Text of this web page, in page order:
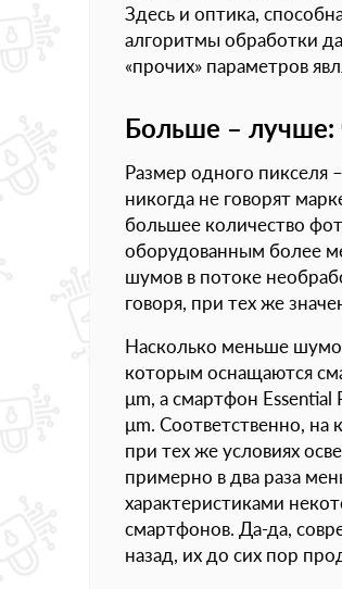
Здесь и оптика,
алгоритмы обработки
«прочих» параметров
Больше – лучше:
Размер одного пикселя
никогда не говорят
большее количество
оборудованным более
шумов в потоке
говоря, при тех же
Насколько меньше
которым оснащаются
μm, а смартфон
μm. Соответственно,
при тех же условиях
примерно в два раза
характеристиками
смартфонов. Да-да,
назад, их до сих пор